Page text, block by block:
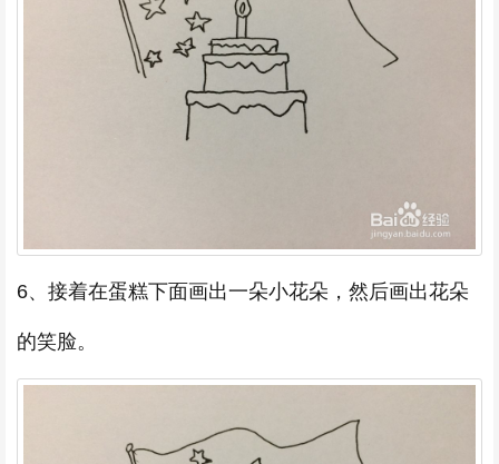
6、接着在蛋糕下面画出一朵小花朵，然后画出花朵
的笑脸。